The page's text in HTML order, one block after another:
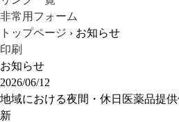
非常用フォーム
トップページ › お知らせ
印刷
お知らせ
2026/06/12
地域における夜間・休日医薬品提
新